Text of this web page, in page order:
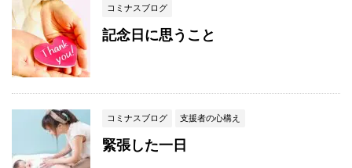
コミナスブログ
記念日に思うこと
コミナスブログ 支援者の心構え
緊張した一日